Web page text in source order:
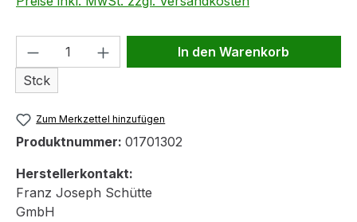
Produkt Anzahl: Gib den
Stck
In den Warenkorb
Zum Merkzettel hinzufügen
Produktnummer: 01701302
Herstellerkontakt:
Franz Joseph Schütte
GmbH